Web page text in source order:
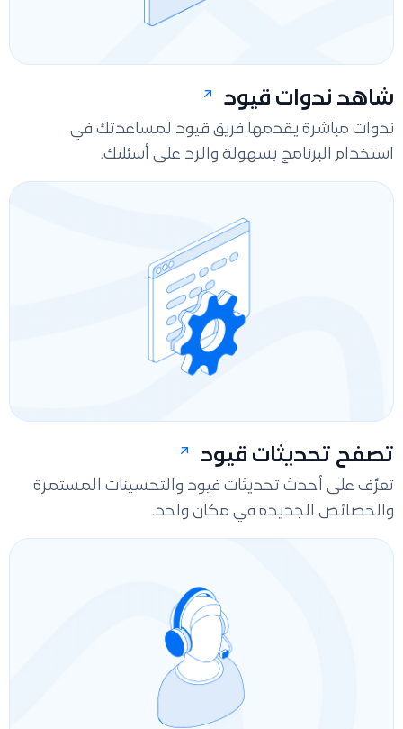
شاهد ندوات قيود
ندوات مباشرة يقدمها فريق قيود لمساعدتك في
استخدام البرنامج بسهولة والرد على أسئلتك.
تصفح تحديثات قيود
تعرّف على أحدث تحديثات فيود والتحسينات المستمرة
والخصائص الجديدة في مكان واحد.